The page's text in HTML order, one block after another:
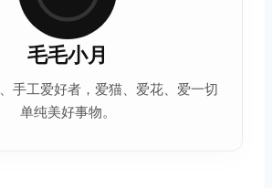
毛毛小月
、手工爱好者，爱猫、爱花、爱一切
单纯美好事物。